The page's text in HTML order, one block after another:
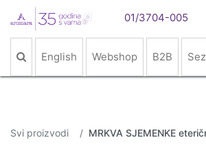
01/3704-005
English Webshop B2B
Svi proizvodi MRKVA SJEMENKE